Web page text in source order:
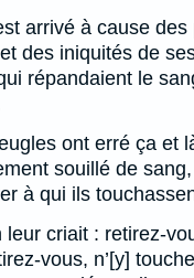
arrivé à cause des
des iniquités de
répandaient le
ont erré ça et
souillé de sang,
à qui ils
leur criait : retirez-
vous, n’[y]